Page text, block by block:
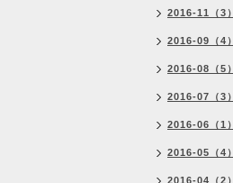
2016-11（3）
2016-09（4）
2016-08（5）
2016-07（3）
2016-06（1）
2016-05（4）
2016-04（2）